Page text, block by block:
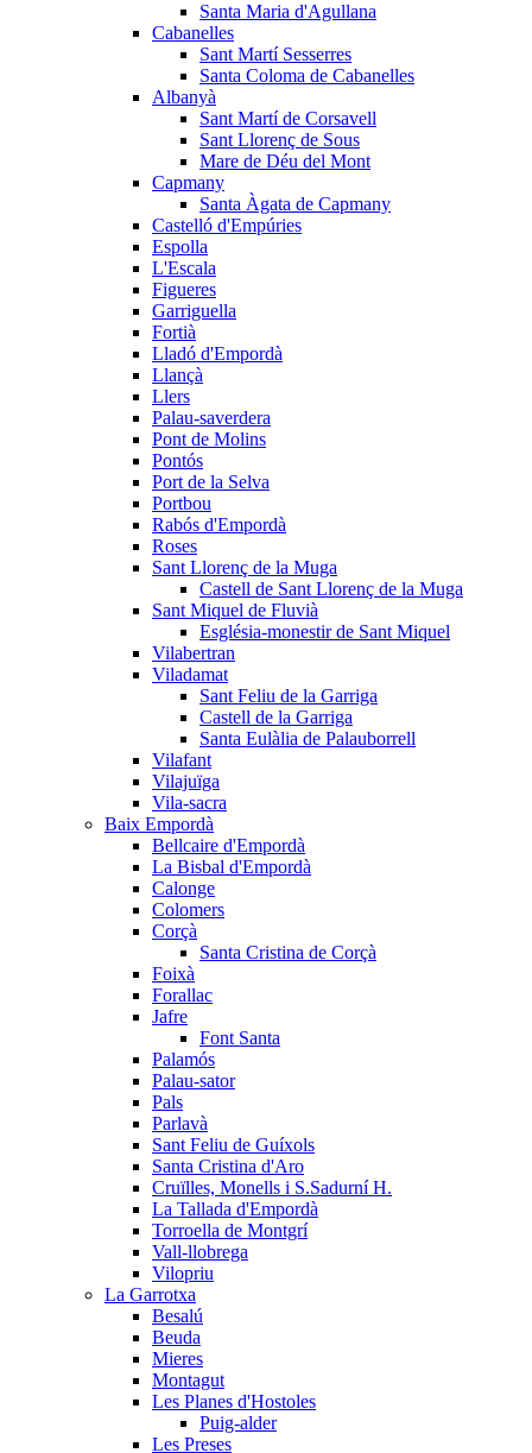
Santa Maria d'Agullana
Cabanelles
Sant Martí Sesserres
Santa Coloma de Cabanelles
Albanyà
Sant Martí de Corsavell
Sant Llorenç de Sous
Mare de Déu del Mont
Capmany
Santa Àgata de Capmany
Castelló d'Empúries
Espolla
L'Escala
Figueres
Garriguella
Fortià
Lladó d'Empordà
Llançà
Llers
Palau-saverdera
Pont de Molins
Pontós
Port de la Selva
Portbou
Rabós d'Empordà
Roses
Sant Llorenç de la Muga
Castell de Sant Llorenç de la Muga
Sant Miquel de Fluvià
Església-monestir de Sant Miquel
Vilabertran
Viladamat
Sant Feliu de la Garriga
Castell de la Garriga
Santa Eulàlia de Palauborrell
Vilafant
Vilajuïga
Vila-sacra
Baix Empordà
Bellcaire d'Empordà
La Bisbal d'Empordà
Calonge
Colomers
Corçà
Santa Cristina de Corçà
Foixà
Forallac
Jafre
Font Santa
Palamós
Palau-sator
Pals
Parlavà
Sant Feliu de Guíxols
Santa Cristina d'Aro
Cruïlles, Monells i S.Sadurní H.
La Tallada d'Empordà
Torroella de Montgrí
Vall-llobrega
Vilopriu
La Garrotxa
Besalú
Beuda
Mieres
Montagut
Les Planes d'Hostoles
Puig-alder
Les Preses